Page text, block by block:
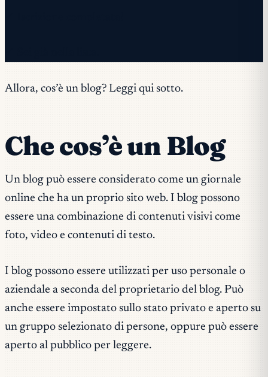
Allora, cos’è un blog? Leggi qui sotto.
Che cos’è un Blog
Un blog può essere considerato come un giornale
online che ha un proprio sito web. I blog possono
essere una combinazione di contenuti visivi come
foto, video e contenuti di testo.
I blog possono essere utilizzati per uso personale o
aziendale a seconda del proprietario del blog. Può
anche essere impostato sullo stato privato e aperto su
un gruppo selezionato di persone, oppure può essere
aperto al pubblico per leggere.